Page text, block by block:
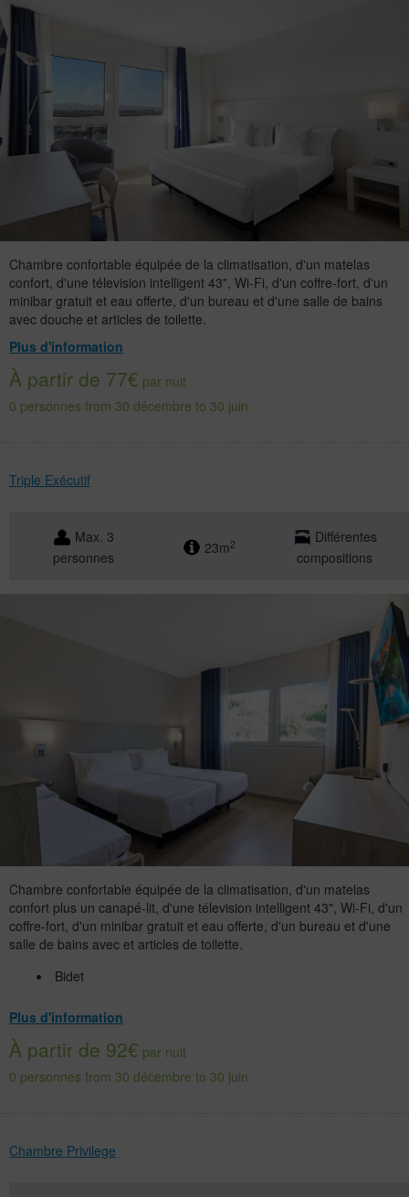
Chambre confortable équipée de la climatisation, d'un matelas
confort, d'une télevision intelligent 43", Wi-Fi, d'un coffre-fort, d'un
minibar gratuit et eau offerte, d'un bureau et d'une salle de bains
avec douche et articles de toilette.
Plus d'information
À partir de 77€ par nuit
0 personnes from 30 décembre to 30 juin
Triple Exécutif
Max. 3
personnes
23m2
Différentes
compositions
Chambre confortable équipée de la climatisation, d'un matelas
confort plus un canapé-lit, d'une télevision intelligent 43", Wi-Fi, d'un
coffre-fort, d'un minibar gratuit et eau offerte, d'un bureau et d'une
salle de bains avec et articles de toilette.
Bidet
Plus d'information
À partir de 92€ par nuit
0 personnes from 30 décembre to 30 juin
Chambre Privilege